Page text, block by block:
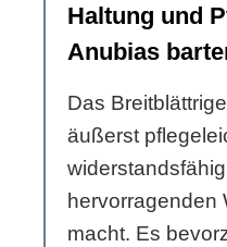
Haltung und
Anubias
Das
äußerst
hervorragenden
macht. Es